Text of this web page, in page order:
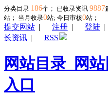
分类目录 186个； 已收录资讯 9887
站； 当月收录0站; 今日审核0站；
提交网站 | 注册 | 登陆
长资讯 | RSS
网站目录_网
入口